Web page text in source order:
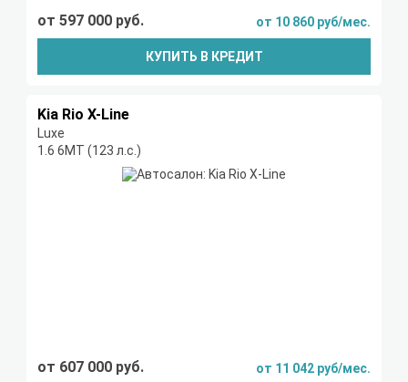
от 597 000 руб. от 10 860 руб/мес.
КУПИТЬ В КРЕДИТ
Kia Rio X-Line
Luxe
1.6 6МТ (123 л.с.)
от 607 000 руб. от 11 042 руб/мес.